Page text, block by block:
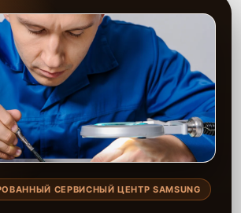
СЕРВИСНЫЙ ЦЕНТР SAMSUNG